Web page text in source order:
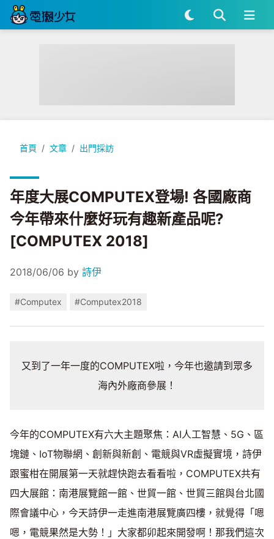
首頁 文章 出門採訪
年度大展COMPUTEX登場! 各國廠商今年帶來什麼好玩有趣
年度大展COMPUTEX登場! 各國廠商
今年帶來什麼好玩有趣新產品呢?
[COMPUTEX 2018]
2018/06/06 by 詩伊
#Computex #Computex2018
又到了一年一度的COMPUTEX啦，今年也邀請到眾多
海內外廠商參展！
今年的COMPUTEX有六大主題聚焦：AI人工智慧、5G、區
塊鏈、IoT物聯網、創新與新創、電競與VR虛擬實境，詩伊
跟蜜柑在開展第一天就趕快跑去看看啦，COMPUTEX共有
四大展館：南港展覽館一館、世貿一館、世貿三館與台北國
際會議中心，今天詩伊一走進南港展覽廣四樓，就覺得「嗯
嗯，電競果然是大勢！」大家都卯起來開發啊！那我們這次